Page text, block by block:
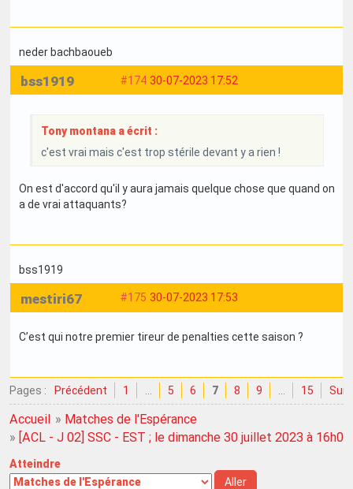
neder bachbaoueb
#174 30-07-2023 17:52
bss1919
Tony montana a écrit :
c'est vrai mais c'est trop stérile devant y a rien !
On est d'accord qu'il y aura jamais quelque chose que quand on
a de vrai attaquants?
bss1919
#175 30-07-2023 17:53
mestiri67
C’est qui notre premier tireur de penalties cette saison ?
Pages : Précédent 1 5 6 7 8 9 15
Accueil » Matches de l'Espérance
» [ACL - J 02] SSC - EST ; le dimanche 30 juillet 2023 à 16h00
Atteindre